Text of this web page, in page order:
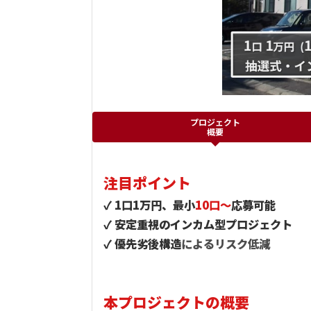
プロジェクト
概要
注目ポイント
✓ 1口1万円、最小10口～応募可能
✓ 安定重視のインカム型プロジェクト
✓ 優先劣後構造によるリスク低減
本プロジェクトの概要